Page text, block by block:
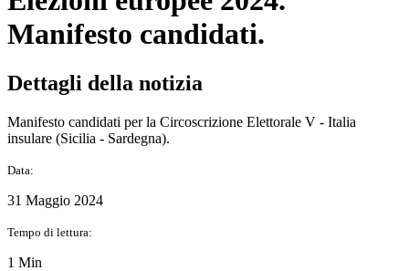
Manifesto candidati.
Dettagli della notizia
Manifesto candidati per la Circoscrizione Elettorale V - Italia
insulare (Sicilia - Sardegna).
Data:
31 Maggio 2024
Tempo di lettura:
1 Min